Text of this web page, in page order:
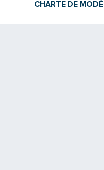
CHARTE DE